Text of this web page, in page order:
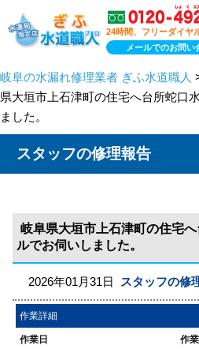
24時間、フリーダイヤ
メールでのお問い
岐阜の水漏れ修理業者 ぎふ水道職人
県大垣市上石津町の住宅へ台所蛇口
ました。
スタッフの修理報告
岐阜県大垣市上石津町の住宅
ルでお伺いしました。
2026年01月31日 スタッフの修
作業詳細
作業日
作